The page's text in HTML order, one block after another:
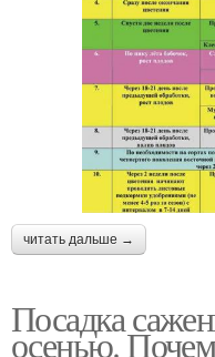
читать дальше →
Посадка
осенью.